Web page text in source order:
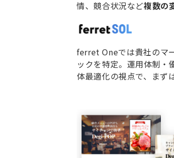
情、競合状況など複数の
ferret Oneでは貴社のマ
ックを特定。運用体制・
体最適化の視点で、まず